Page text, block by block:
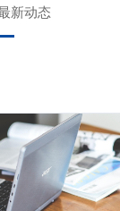
新动态